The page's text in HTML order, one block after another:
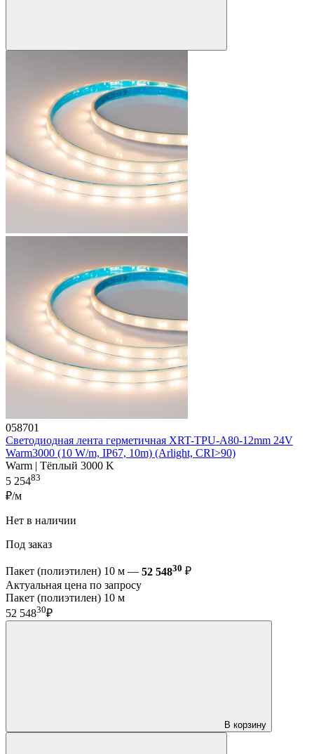
058701
Светодиодная лента герметичная XRT-TPU-A80-12mm 24V
Warm3000 (10 W/m, IP67, 10m) (Arlight, CRI>90)
Warm | Тёплый 3000 K
5 25483
₽/м
Нет в наличии
Под заказ
Пакет (полиэтилен) 10 м — 52 54830 ₽
Актуальная цена по запросу
Пакет (полиэтилен) 10 м
52 54830₽
В корзину